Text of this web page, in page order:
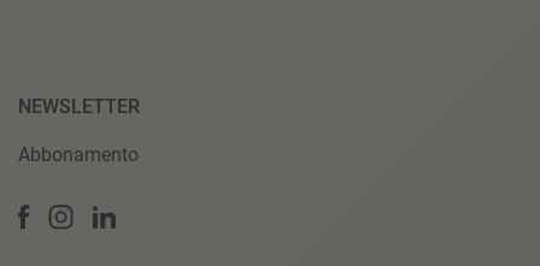
NEWSLETTER
Abbonamento